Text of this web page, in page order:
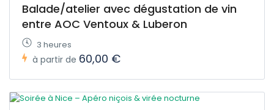
Balade/atelier avec dégustation de vin
entre AOC Ventoux & Luberon
3 heures
à partir de 60,00 €